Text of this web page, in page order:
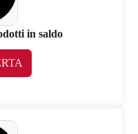
in saldo